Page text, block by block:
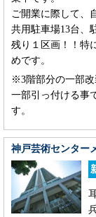
ご開業に際して、
共用駐車場13台、
残り１区画！！特
めです。
※3階部分の一部改
一部引っ付ける事
す。
神戸芸術センター